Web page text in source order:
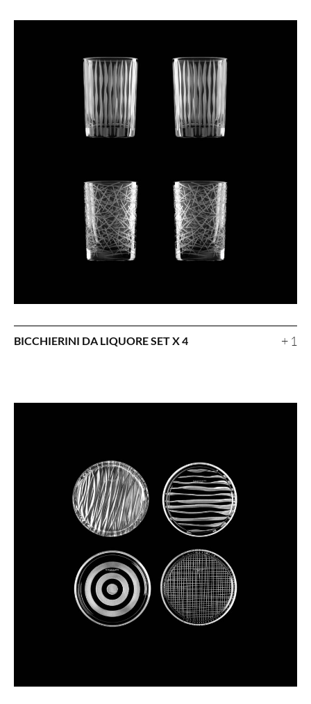
BICCHIERINI DA LIQUORE SET X 4 + 1